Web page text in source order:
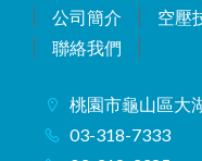
公司簡介 空壓
聯絡我們
桃園市龜山區大
03-318-7333